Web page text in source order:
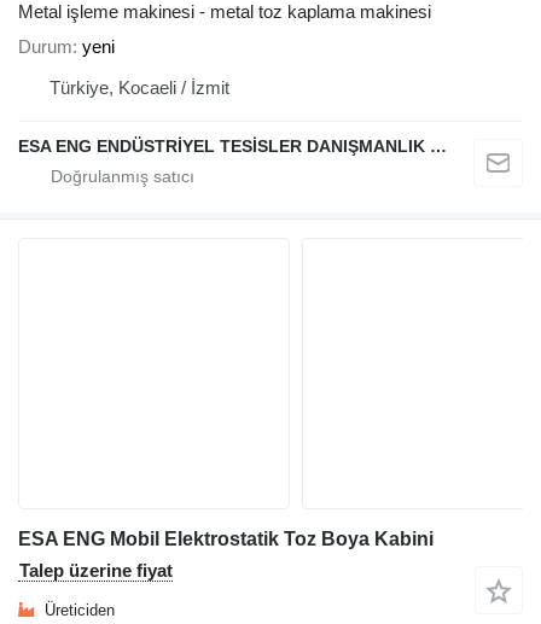
Metal işleme makinesi - metal toz kaplama makinesi
Durum yeni
Türkiye, Kocaeli / İzmit
ESA ENG ENDÜSTRİYEL TESİSLER DANIŞMANLIK DIŞ TİCARET VE SANAYİ LİMİTED ŞİRKETİ
ESA ENG Mobil Elektrostatik Toz Boya Kabini
Talep üzerine fiyat
Üreticiden